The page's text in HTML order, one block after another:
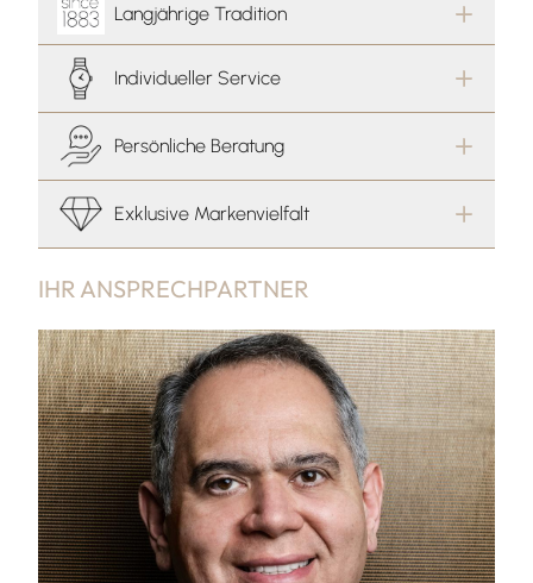
IHR ANSPRECHPARTNER
Langjährige Tradition
Individueller Service
Persönliche Beratung
Exklusive Markenvielfalt